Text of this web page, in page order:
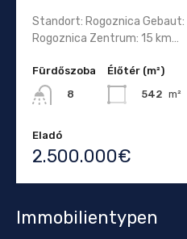
Standort: Rogoznica
Rogoznica Zentrum: 15 km…
Fürdőszoba
8
Élőtér (m²)
542 m²
Eladó
2.500.000€
Immobilientypen